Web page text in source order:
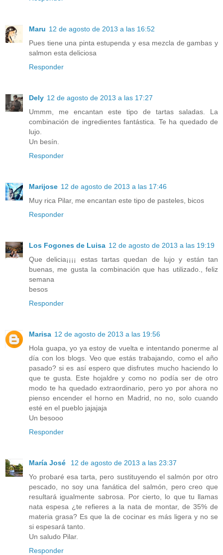
Maru 12 de agosto de 2013 a las 16:52
Pues tiene una pinta estupenda y esa mezcla de gambas y
salmon esta deliciosa
Responder
Dely 12 de agosto de 2013 a las 17:27
Ummm, me encantan este tipo de tartas saladas. La
combinación de ingredientes fantástica. Te ha quedado de
lujo.
Un besín.
Responder
Marijose 12 de agosto de 2013 a las 17:46
Muy rica Pilar, me encantan este tipo de pasteles, bicos
Responder
Los Fogones de Luisa 12 de agosto de 2013 a las 19:19
Que delicia¡¡¡¡ estas tartas quedan de lujo y están tan
buenas, me gusta la combinación que has utilizado., feliz
semana
besos
Responder
Marisa 12 de agosto de 2013 a las 19:56
Hola guapa, yo ya estoy de vuelta e intentando ponerme al
día con los blogs. Veo que estás trabajando, como el año
pasado? si es así espero que disfrutes mucho haciendo lo
que te gusta. Este hojaldre y como no podía ser de otro
modo te ha quedado extraordinario, pero yo por ahora no
pienso encender el horno en Madrid, no no, solo cuando
esté en el pueblo jajajaja
Un besooo
Responder
María José
12 de agosto de 2013 a las 23:37
Yo probaré esa tarta, pero sustituyendo el salmón por otro
pescado, no soy una fanática del salmón, pero creo que
resultará igualmente sabrosa. Por cierto, lo que tu llamas
nata espesa ¿te refieres a la nata de montar, de 35% de
materia grasa? Es que la de cocinar es más ligera y no se
si espesará tanto.
Un saludo Pilar.
Responder